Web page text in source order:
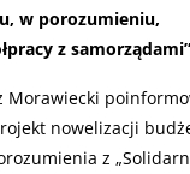
w porozumieniu,
z
Morawiecki
nowelizacji
z